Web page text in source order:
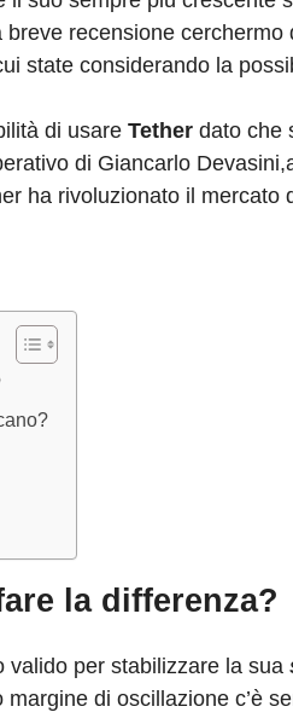
recensione
state considerando la
di usare Tether dato che
di Giancarlo
ha rivoluzionato il mercato
la differenza?
valido per stabilizzare la sua
di oscillazione c’è